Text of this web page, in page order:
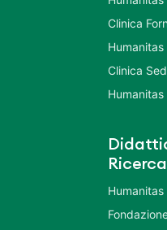
Clinica
Clinica
Ricerca